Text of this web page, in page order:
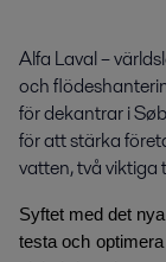
Alfa Laval –
och
för dekantrar i
för att stärka
vatten, två viktiga
Syftet med det
testa och